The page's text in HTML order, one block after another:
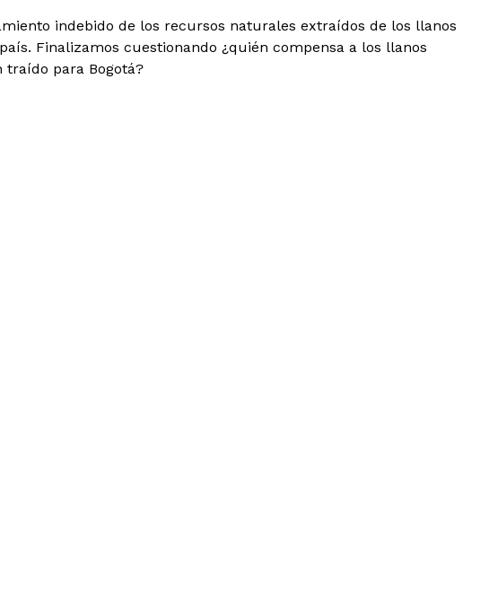
indebido de los recursos naturales extraídos de los llanos
Finalizamos cuestionando ¿quién compensa a los llanos
traído para Bogotá?